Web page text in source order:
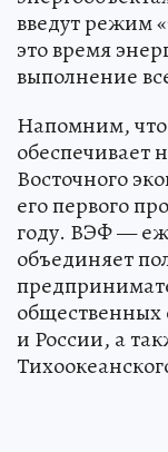
введут режим
это время
выполнение
Напомним,
обеспечивает
Восточного
его первого
году. ВЭФ —
объединяет
общественных
и России, а